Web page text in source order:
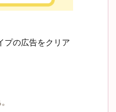
プの広告をクリア